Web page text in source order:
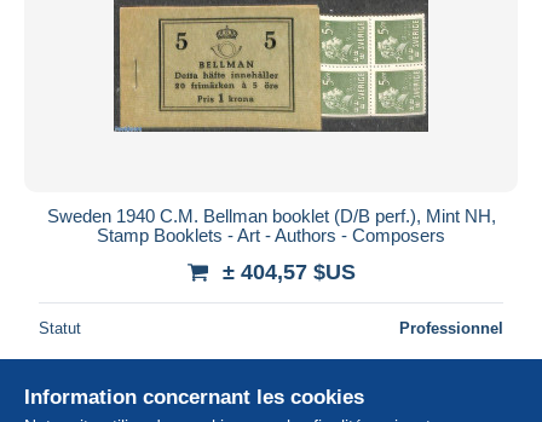
Sweden 1940 C.M. Bellman booklet (D/B perf.), Mint NH,
Stamp Booklets - Art - Authors - Composers
± 404,57 $US
Statut Professionnel
Information concernant les cookies